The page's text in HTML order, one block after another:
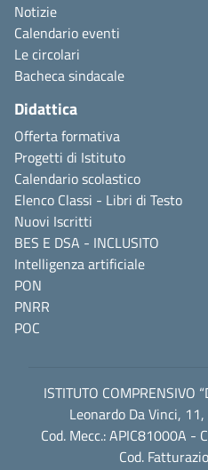
Notizie
Calendario eventi
Le circolari
Bacheca sindacale
Didattica
Offerta formativa
Progetti di Istituto
Calendario scolastico
Elenco Classi - Libri di Testo
Nuovi Iscritti
BES E DSA - INCLUSITO
Intelligenza artificiale
PON
PNRR
POC
ISTITUTO
Leonardo Da Vinci,
Cod. Mecc.: APIC81000A -
Cod.